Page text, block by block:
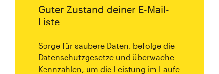
Guter Zustand deiner E-Mail-
Liste
Sorge für saubere Daten, befolge die
Datenschutzgesetze und überwache
Kennzahlen, um die Leistung im Laufe